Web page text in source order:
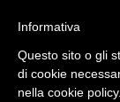
Informativa
Questo sito o gli
di cookie
nella cookie